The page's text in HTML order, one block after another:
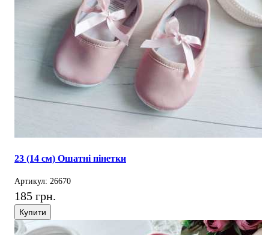
23 (14 см) Ошатні пінетки
Артикул: 26670
185 грн.
Купити